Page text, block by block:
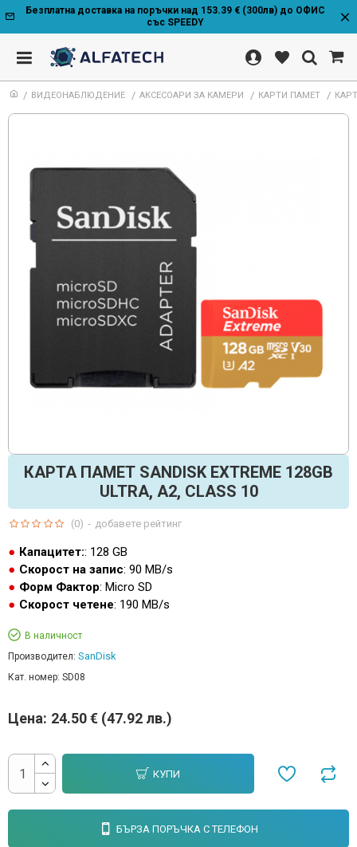
Безплатна доставка на поръчки над 153.39 € (300лв) до ОФИС
със SPEEDY
ВИДЕОНАБЛЮДЕНИЕ АКСЕСОАРИ ЗА КАМЕРИ КАРТИ ПАМЕТ
КАРТА ПАМЕТ SANDISK EXTREME 128GB
ULTRA, A2, CLASS 10
Капацитет:: 128 GB
Скорост на запис: 90 MB/s
Форм Фактор: Micro SD
Скорост четене: 190 MB/s
В наличност
Производител: SanDisk
Кат. номер: SD08
(0) - добавете рейтинг
Цена: 24.50 € (47.92 лв.)
КУПИ
БЪРЗА ПОРЪЧКА С ТЕЛЕФОН